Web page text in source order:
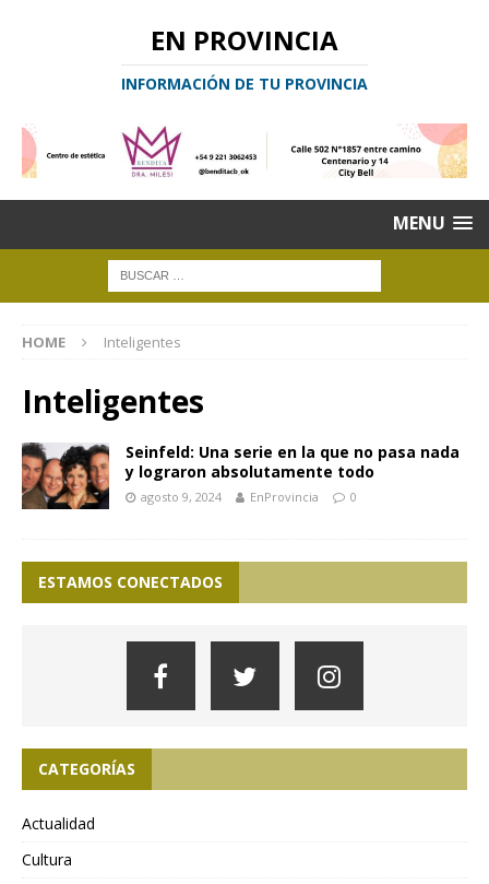
EN PROVINCIA
INFORMACIÓN DE TU PROVINCIA
MENU
HOME Inteligentes
Inteligentes
Seinfeld: Una serie en la que no pasa nada
y lograron absolutamente todo
agosto 9, 2024 EnProvincia 0
ESTAMOS CONECTADOS
CATEGORÍAS
Actualidad
Cultura